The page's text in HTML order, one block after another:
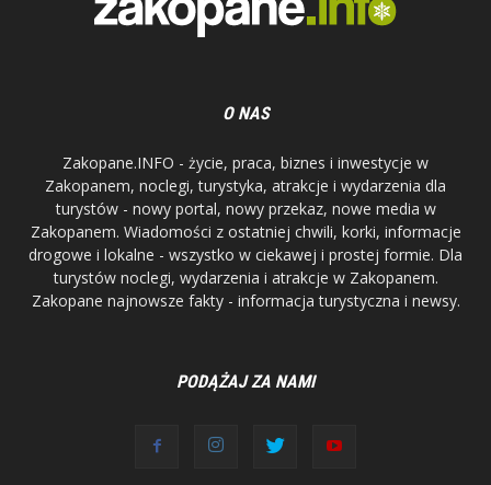
O NAS
Zakopane.INFO - życie, praca, biznes i inwestycje w
Zakopanem, noclegi, turystyka, atrakcje i wydarzenia dla
turystów - nowy portal, nowy przekaz, nowe media w
Zakopanem. Wiadomości z ostatniej chwili, korki, informacje
drogowe i lokalne - wszystko w ciekawej i prostej formie. Dla
turystów noclegi, wydarzenia i atrakcje w Zakopanem.
Zakopane najnowsze fakty - informacja turystyczna i newsy.
PODĄŻAJ ZA NAMI